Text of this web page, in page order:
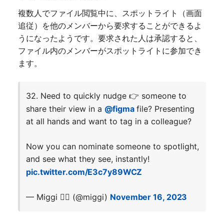
複数人でファイル閲覧中に、スポットライト（画面
追従）を他のメンバーから要求することができるよ
うになったようです。要求された人は承認すると、
ファイル内のメンバーがスポットライトに参加でき
ます。
32. Need to quickly nudge 👉 someone to
share their view in a @figmafile? Presenting
at all hands and want to tag in a colleague?
Now you can nominate someone to spotlight,
and see what they see, instantly!
pic.twitter.com/E3c7y89WCZ
— Miggi ✌🏽 (@miggi) November 16, 2023